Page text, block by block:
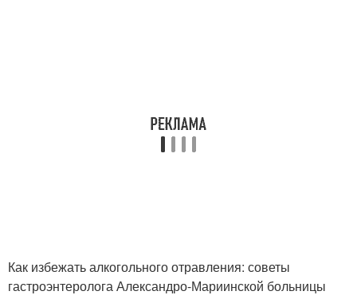
Как избежать алкогольного отравления: советы
гастроэнтеролога Александро-Мариинской больницы